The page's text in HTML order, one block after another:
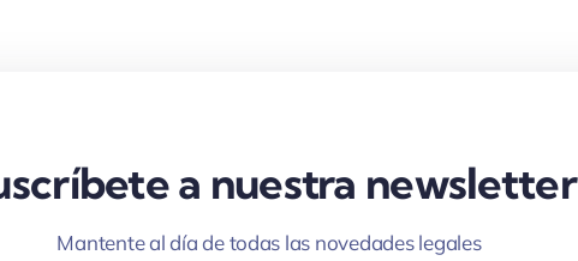
a nuestra newsletter
Mantente al día de todas las novedades legales